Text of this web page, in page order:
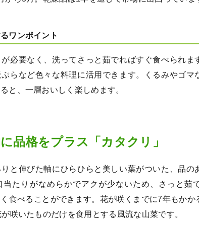
ワンポイント
必要なく、洗ってさっと茹でればすぐ食べられま
らなど色々な料理に活用できます。くるみやゴマ
と、一層おいしく楽しめます。
品格をプラス「カタクリ」
と伸びた軸にひらひらと美しい葉がついた、品の
たりがなめらかでアクが少ないため、さっと茹
食べることができます。花が咲くまでに7年もかか
咲いたものだけを食用とする風流な山菜です。